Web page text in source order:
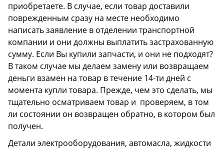
приобретаете. В случае, если товар доставили
поврежденным сразу на месте необходимо
написать заявление в отделении транспортной
компании и они должны выплатить застрахованную
сумму. Если Вы купили запчасти, и они не подходят?
В таком случае мы делаем замену или возвращаем
деньги взамен на товар в течение 14-ти дней с
момента купли товара. Прежде, чем это сделать, мы
тщательно осматриваем товар и проверяем, в том
ли состоянии он возвращен обратно, в котором был
получен.
Детали электрооборудования, автомасла, жидкости